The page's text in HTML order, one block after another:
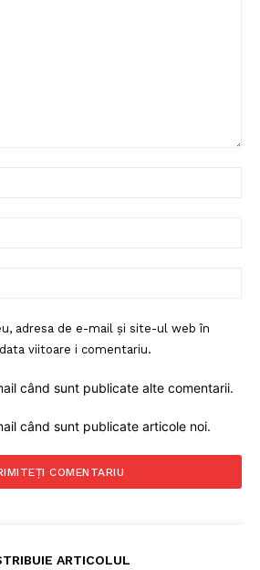
adresa de e-mail și site-ul web în
viitoare i comentariu.
când sunt publicate alte comentarii.
când sunt publicate articole noi.
ARTICOLUL